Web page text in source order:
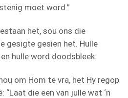
moet word.”
het, sou ons die
gesigte gesien het. Hulle
hulle word doodsbleek.
om Hom te vra, het Hy regop
“Laat die een van julle wat ‘n